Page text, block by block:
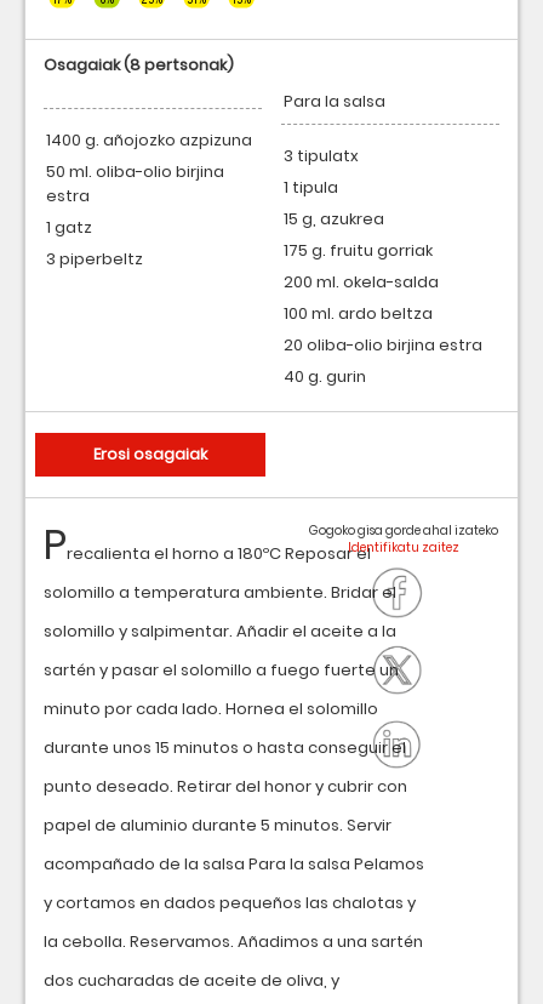
Precalienta el horno a 180ºC Reposar el
solomillo a temperatura ambiente. Bridar el
solomillo y salpimentar. Añadir el aceite a la
sartén y pasar el solomillo a fuego fuerte un
minuto por cada lado. Hornea el solomillo
durante unos 15 minutos o hasta conseguir el
punto deseado. Retirar del honor y cubrir con
papel de aluminio durante 5 minutos. Servir
acompañado de la salsa Para la salsa Pelamos
y cortamos en dados pequeños las chalotas y
la cebolla. Reservamos. Añadimos a una sartén
dos cucharadas de aceite de oliva, y
Gogoko gisa gorde ahal izateko
Osagaiak(8 pertsonak)
1400 g. añojozko azpizuna
50 ml. oliba-olio birjina
estra
1 gatz
3 piperbeltz
Para la salsa
3 tipulatx
1 tipula
15 g, azukrea
175 g. fruitu gorriak
200 ml. okela-salda
100 ml. ardo beltza
20 oliba-olio birjina estra
40 g. gurin
Erosi osagaiak